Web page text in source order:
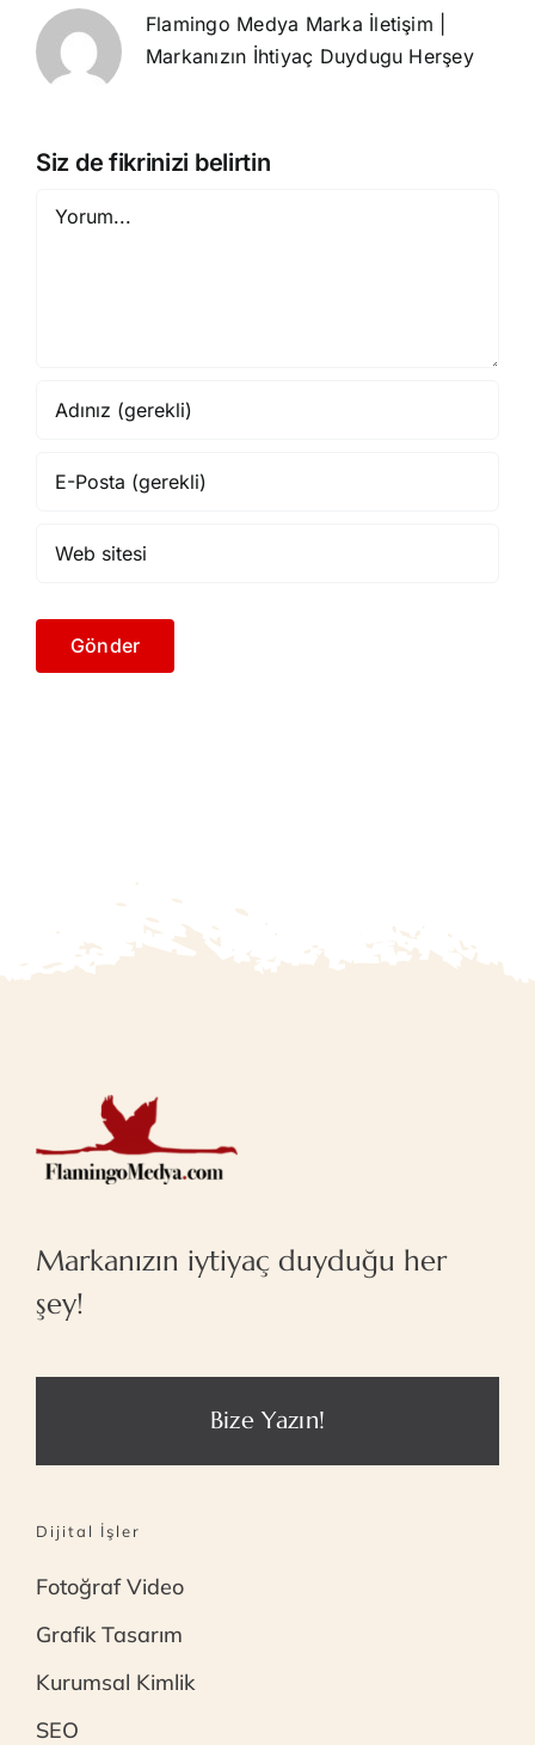
Flamingo Medya Marka İletişim |
Markanızın İhtiyaç Duydugu Herşey
Siz de fikrinizi belirtin
Yorum
Markanızın iytiyaç duyduğu her
şey!
Bize Yazın!
Dijital İşler
Fotoğraf Video
Grafik Tasarım
Kurumsal Kimlik
SEO